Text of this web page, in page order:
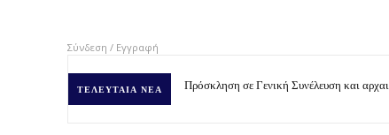
Σύνδεση / Εγγραφή
ΤΕΛΕΥΤΑΊΑ ΝΈΑ Πρόσκληση σε Γενική Συνέλευση και